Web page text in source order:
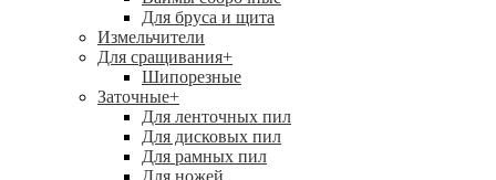
Для бруса и щита
Измельчители
Для сращивания+
Шипорезные
Заточные+
Для ленточных пил
Для дисковых пил
Для рамных пил
Для ножей